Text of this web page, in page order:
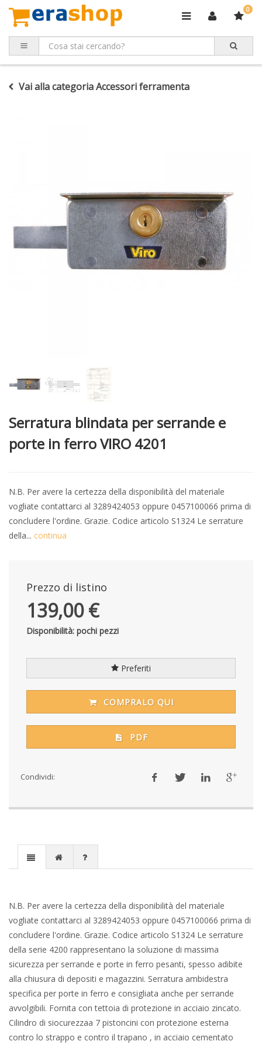
0
Vai alla categoria Accessori ferramenta
Serratura blindata per serrande e
porte in ferro VIRO 4201
N.B. Per avere la certezza della disponibilità del materiale
vogliate contattarci al 3289424053 oppure 0457100066 prima di
concludere l'ordine. Grazie. Codice articolo S1324 Le serrature
della... continua
Prezzo di listino
139,00 €
Disponibilità: pochi pezzi
Preferiti
COMPRALO QUI
PDF
Condividi:
N.B. Per avere la certezza della disponibilità del materiale
vogliate contattarci al 3289424053 oppure 0457100066 prima di
concludere l'ordine. Grazie. Codice articolo S1324 Le serrature
della serie 4200 rappresentano la soluzione di massima
sicurezza per serrande e porte in ferro pesanti, spesso adibite
alla chiusura di depositi e magazzini. Serratura ambidestra
specifica per porte in ferro e consigliata anche per serrande
avvolgibili. Fornita con tettoia di protezione in acciaio zincato.
Cilindro di siocurezzaa 7 pistoncini con protezione esterna
contro lo strappo e contro il trapano , in acciaio cementato